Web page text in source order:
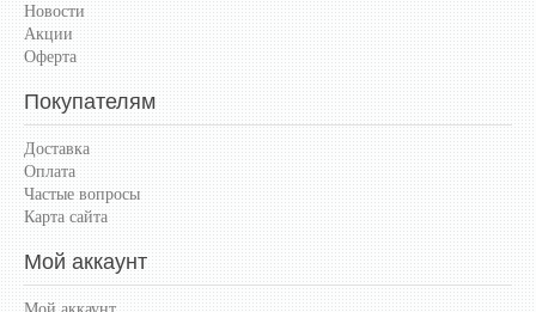
Новости
Акции
Оферта
Покупателям
Доставка
Оплата
Частые вопросы
Карта сайта
Мой аккаунт